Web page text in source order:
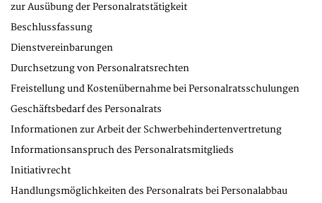
zur Ausübung der Personalratstätigkeit
Beschlussfassung
Dienstvereinbarungen
Durchsetzung von Personalratsrechten
Freistellung und Kostenübernahme bei Personalratsschulungen
Geschäftsbedarf des Personalrats
Informationen zur Arbeit der Schwerbehindertenvertretung
Informationsanspruch des Personalratsmitglieds
Initiativrecht
Handlungsmöglichkeiten des Personalrats bei Personalabbau